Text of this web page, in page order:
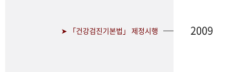
➤ 「건강검진기본법」 제정시행 2009